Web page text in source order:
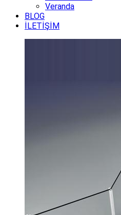
Veranda
BLOG
İLETİŞİM